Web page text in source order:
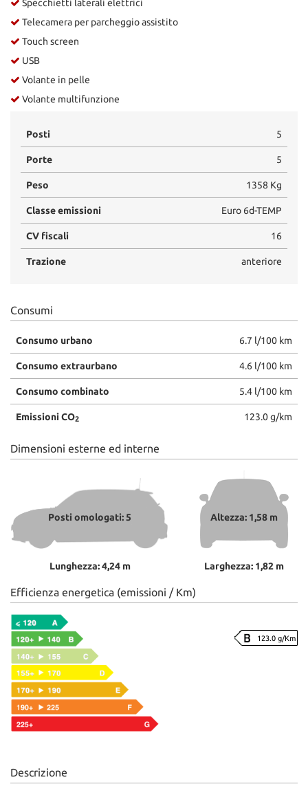
Specchietti laterali elettrici
Telecamera per parcheggio assistito
Touch screen
USB
Volante in pelle
Volante multifunzione
Posti 5
Porte 5
Peso 1358 Kg
Classe emissioni Euro 6d-TEMP
CV fiscali 16
Trazione anteriore
Consumi
Consumo urbano 6.7 l/100 km
Consumo extraurbano 4.6 l/100 km
Consumo combinato 5.4 l/100 km
Emissioni CO2 123.0 g/km
Dimensioni esterne ed interne
Posti omologati: 5
Lunghezza: 4,24 m
Altezza: 1,58 m
Larghezza: 1,82 m
Efficienza energetica (emissioni / Km)
123.0 g/Km
Descrizione